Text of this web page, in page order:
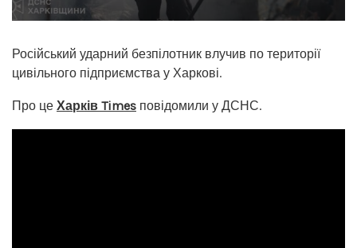
Російський ударний безпілотник влучив по території
цивільного підприємства у Харкові.
Про це Харків Times повідомили у ДСНС.